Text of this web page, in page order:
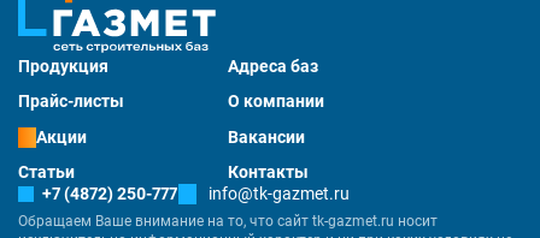
Продукция
Адреса баз
Прайс-листы
О компании
Акции
Вакансии
Статьи
Контакты
+7 (4872) 250-777
info@tk-gazmet.ru
Обращаем Ваше внимание на то, что сайт tk-gazmet.ru носит